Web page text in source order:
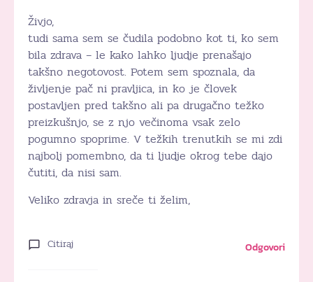
Živjo,
tudi sama sem se čudila podobno kot ti, ko sem
bila zdrava – le kako lahko ljudje prenašajo
takšno negotovost. Potem sem spoznala, da
življenje pač ni pravljica, in ko je človek
postavljen pred takšno ali pa drugačno težko
preizkušnjo, se z njo večinoma vsak zelo
pogumno spoprime. V težkih trenutkih se mi zdi
najbolj pomembno, da ti ljudje okrog tebe dajo
čutiti, da nisi sam.
Veliko zdravja in sreče ti želim,
Citiraj Odgovori